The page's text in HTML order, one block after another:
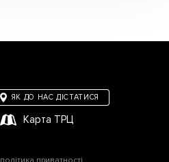
ЯК ДО НАС ДІСТАТИСЯ
Карта ТРЦ